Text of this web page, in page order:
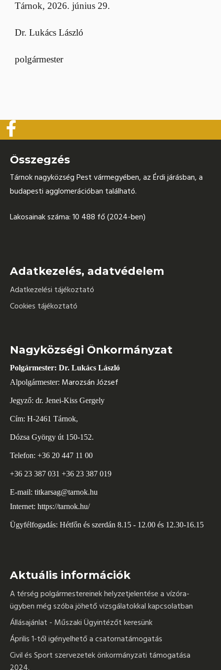
Tárnok, 2026. június 29.
Dr. Lukács László
polgármester
Összegzés
Tárnok nagyközség Pest vármegyében, az Érdi járásban, a
budapesti agglomerációban található.
Lakosainak száma: 10 488 fő (2024-ben)
Adatkezelés, adatvédelem
Adatkezelési tájékoztató
Cookies tájékoztató
Nagyközségi Önkormányzat
Polgármester: Dr. Lukács László
Alpolgármester: Marozsán József
Jegyző: dr. Jenei-Kiss Gergely
Cím: H-2461 Tárnok,
Dózsa György út 150-152.
Telefon: +36 20 447 11 00
+36 23 387 031 +36 23 387 019
E-mail: titkarsag@tarnok.hu
Internet: https://tarnok.hu/
Ügyfélfogadás: Hétfőn és szerdán 8.15 - 12.00 és 12.30-16.15
Aktuális információk
A térség polgármestereinek helyzetjelentése a vízóra-
ügyben még szóba jöhető vizsgálatokkal kapcsolatban
Állásajánlat - Műszaki Ügyintézőt keresünk
Április 1-től igényelhető a csatornatámogatás
Civil és Sport szervezetek önkormányzati támogatása